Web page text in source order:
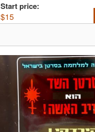
Start price:
$15